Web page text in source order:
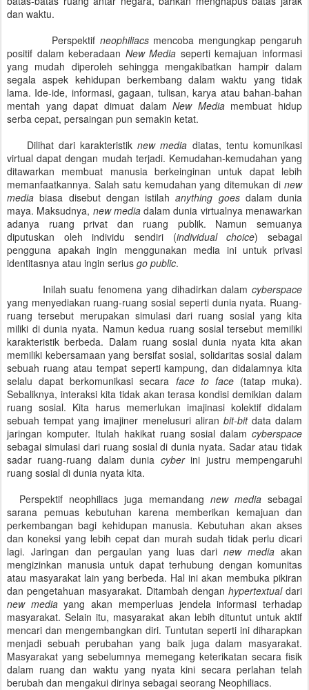
dan waktu.
Perspektif neophiliacsmencoba mengungkap pengaruh
positif dalam keberadaan New Media seperti kemajuan informasi
yang mudah diperoleh sehingga mengakibatkan hampir dalam
segala aspek kehidupan berkembang dalam waktu yang tidak
lama. Ide-ide, informasi, gagaan, tulisan, karya atau bahan-bahan
mentah yang dapat dimuat dalamNew Mediamembuat hidup
serba cepat, persaingan pun semakin ketat.
Dilihat dari karakteristiknew media diatas, tentu komunikasi
virtual dapat dengan mudah terjadi. Kemudahan-kemudahan yang
ditawarkan membuat manusia berkeinginan untuk dapat lebih
memanfaatkannya. Salah satu kemudahan yang ditemukan di new
media biasa disebut dengan istilahanything goesdalam dunia
maya. Maksudnya, new mediadalam dunia virtualnya menawarkan
adanya ruang privat dan ruang publik. Namun semuanya
diputuskan oleh individu sendiri (individual choice) sebagai
pengguna apakah ingin menggunakan media ini untuk privasi
identitasnya atau ingin serius go public.
Inilah suatu fenomena yang dihadirkan dalam cyberspace
yang menyediakan ruang-ruang sosial seperti dunia nyata. Ruang-
ruang tersebut merupakan simulasi dari ruang sosial yang kita
miliki di dunia nyata. Namun kedua ruang sosial tersebut memiliki
karakteristik berbeda. Dalam ruang sosial dunia nyata kita akan
memiliki kebersamaan yang bersifat sosial, solidaritas sosial dalam
sebuah ruang atau tempat seperti kampung, dan didalamnya kita
selalu dapat berkomunikasi secara face to face(tatap muka).
Sebaliknya, interaksi kita tidak akan terasa kondisi demikian dalam
ruang sosial. Kita harus memerlukan imajinasi kolektif didalam
sebuah tempat yang imajiner menelusuri aliran bit-bitdata dalam
jaringan komputer. Itulah hakikat ruang sosial dalam cyberspace
sebagai simulasi dari ruang sosial di dunia nyata. Sadar atau tidak
sadar ruang-ruang dalam dunia cyberini justru mempengaruhi
ruang sosial di dunia nyata kita.
Perspektif neophiliacs juga memandang new media sebagai
sarana pemuas kebutuhan karena memberikan kemajuan dan
perkembangan bagi kehidupan manusia. Kebutuhan akan akses
dan koneksi yang lebih cepat dan murah sudah tidak perlu dicari
lagi. Jaringan dan pergaulan yang luas dari new mediaakan
mengizinkan manusia untuk dapat terhubung dengan komunitas
atau masyarakat lain yang berbeda. Hal ini akan membuka pikiran
dan pengetahuan masyarakat. Ditambah dengan hypertextualdari
new mediayang akan memperluas jendela informasi terhadap
masyarakat. Selain itu, masyarakat akan lebih dituntut untuk aktif
mencari dan mengembangkan diri. Tuntutan seperti ini diharapkan
menjadi sebuah perubahan yang baik juga dalam masyarakat.
Masyarakat yang sebelumnya memegang keterikatan secara fisik
dalam ruang dan waktu yang nyata kini secara perlahan telah
berubah dan mengakui dirinya sebagai seorang Neophiliacs.